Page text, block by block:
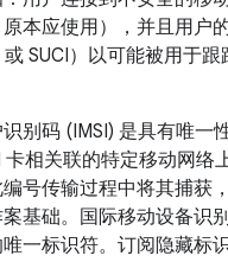
本应使用），并且用户
或 SUCI）以可能被用于
别码 (IMSI) 是具有唯一
卡相关联的特定移动网络
号传输过程中将其捕获
基础。国际移动设备识
一标识符。订阅隐藏标